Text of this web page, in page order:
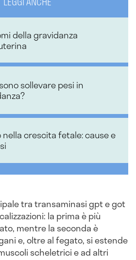
della gravidanza
sollevare pesi in
nella crescita fetale: cause e
tra transaminasi gpt e got
la prima è più
mentre la seconda è
e, oltre al fegato, si estende
scheletrici e ad altri